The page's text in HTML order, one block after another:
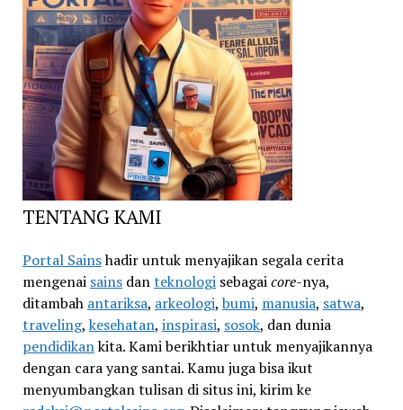
TENTANG KAMI
Portal Sainshadir untuk menyajikan segala cerita
mengenai sainsdanteknologisebagaicore-nya,
ditambah antariksa, arkeologi, bumi, manusia, satwa,
traveling, kesehatan, inspirasi, sosok, dan dunia
pendidikankita. Kami berikhtiar untuk menyajikannya
dengan cara yang santai. Kamu juga bisa ikut
menyumbangkan tulisan di situs ini, kirim ke